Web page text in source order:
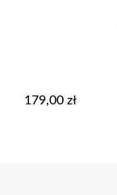
179,00 zł